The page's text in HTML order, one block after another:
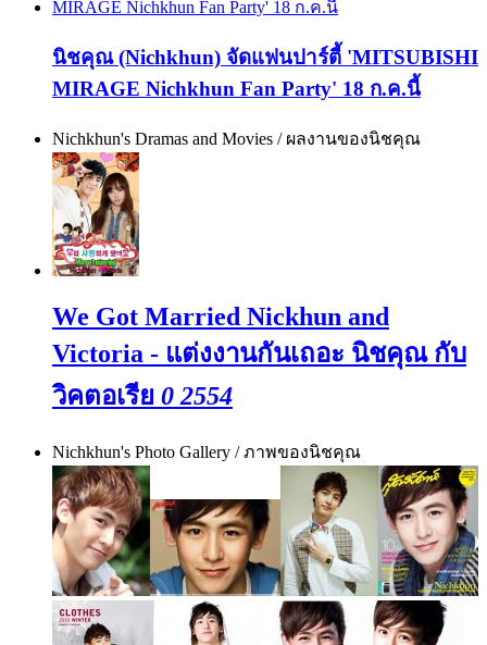
นิชคุณ (Nichkhun) จัดแฟนปาร์ตี้ 'MITSUBISHI
MIRAGE Nichkhun Fan Party' 18 ก.ค.นี้
Nichkhun's Dramas and Movies / ผลงานของนิชคุณ
We Got Married Nickhun and
Victoria - แต่งงานกันเถอะ นิชคุณ กับ
วิคตอเรีย 0 2554
Nichkhun's Photo Gallery / ภาพของนิชคุณ